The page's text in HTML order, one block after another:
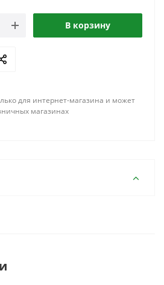
В корзину
для интернет-магазина и может
магазинах